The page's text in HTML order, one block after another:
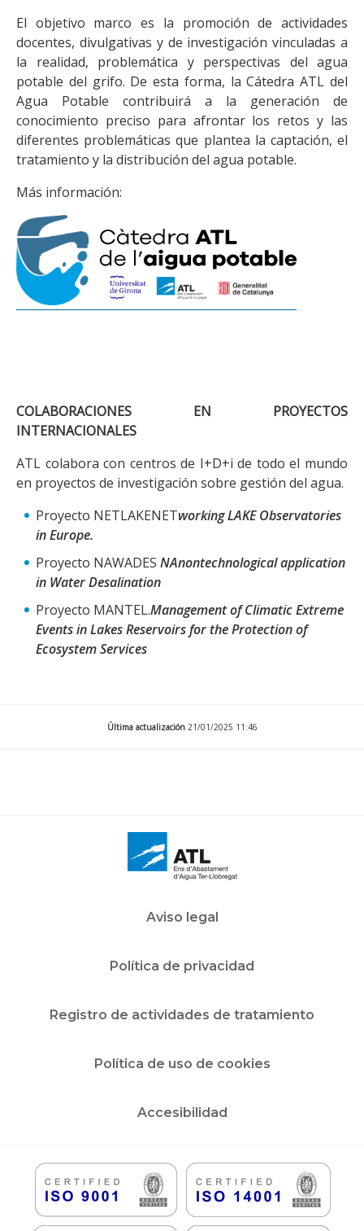
El objetivo marco es la promoción de actividades
docentes, divulgativas y de investigación vinculadas a
la realidad, problemática y perspectivas del agua
potable del grifo. De esta forma, la Cátedra ATL del
Agua Potable contribuirá a la generación de
conocimiento preciso para afrontar los retos y las
diferentes problemáticas que plantea la captación, el
tratamiento y la distribución del agua potable.
Más información:
COLABORACIONES EN PROYECTOS
INTERNACIONALES
ATL colabora con centros de I+D+i de todo el mundo
en proyectos de investigación sobre gestión del agua.
Proyecto NETLAKENETworking LAKE Observatories
in Europe.
Proyecto NAWADES NAnontechnological application
in Water Desalination
Proyecto MANTEL.Management of Climatic Extreme
Events in Lakes Reservoirs for the Protection of
Ecosystem Services
Última actualización21/01/2025 11:46
Aviso legal
Política de privacidad
Registro de actividades de tratamiento
Política de uso de cookies
Accesibilidad